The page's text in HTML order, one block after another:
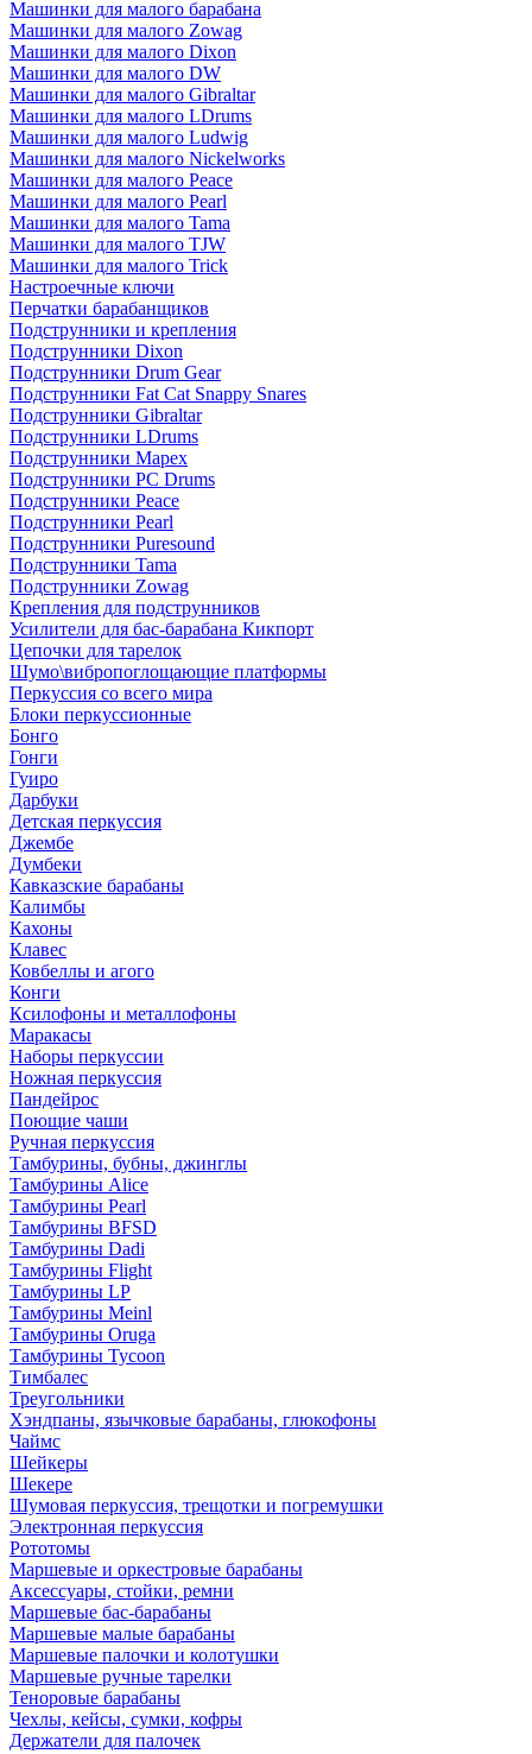
Машинки для малого барабана
Машинки для малого Zowag
Машинки для малого Dixon
Машинки для малого DW
Машинки для малого Gibraltar
Машинки для малого LDrums
Машинки для малого Ludwig
Машинки для малого Nickelworks
Машинки для малого Peace
Машинки для малого Pearl
Машинки для малого Tama
Машинки для малого TJW
Машинки для малого Trick
Настроечные ключи
Перчатки барабанщиков
Подструнники и крепления
Подструнники Dixon
Подструнники Drum Gear
Подструнники Fat Cat Snappy Snares
Подструнники Gibraltar
Подструнники LDrums
Подструнники Mapex
Подструнники PC Drums
Подструнники Peace
Подструнники Pearl
Подструнники Puresound
Подструнники Tama
Подструнники Zowag
Крепления для подструнников
Усилители для бас-барабана Кикпорт
Цепочки для тарелок
Шумо\вибропоглощающие платформы
Перкуссия со всего мира
Блоки перкуссионные
Бонго
Гонги
Гуиро
Дарбуки
Детская перкуссия
Джембе
Думбеки
Кавказские барабаны
Калимбы
Кахоны
Клавес
Ковбеллы и агого
Конги
Ксилофоны и металлофоны
Маракасы
Наборы перкуссии
Ножная перкуссия
Пандейрос
Поющие чаши
Ручная перкуссия
Тамбурины, бубны, джинглы
Тамбурины Alice
Тамбурины Pearl
Тамбурины BFSD
Тамбурины Dadi
Тамбурины Flight
Тамбурины LP
Тамбурины Meinl
Тамбурины Oruga
Тамбурины Tycoon
Тимбалес
Треугольники
Хэндпаны, язычковые барабаны, глюкофоны
Чаймс
Шейкеры
Шекере
Шумовая перкуссия, трещотки и погремушки
Электронная перкуссия
Рототомы
Маршевые и оркестровые барабаны
Аксессуары, стойки, ремни
Маршевые бас-барабаны
Маршевые малые барабаны
Маршевые палочки и колотушки
Маршевые ручные тарелки
Теноровые барабаны
Чехлы, кейсы, сумки, кофры
Держатели для палочек